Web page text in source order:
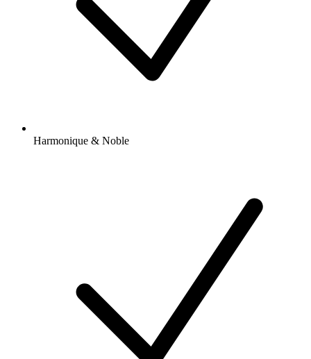
Harmonique & Noble